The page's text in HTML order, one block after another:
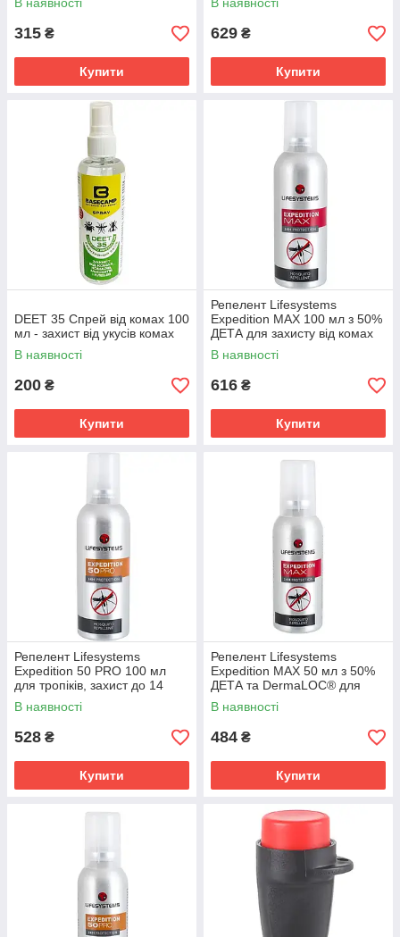
315 ₴
Купити
629 ₴
Купити
DEET 35 Спрей від комах 100
мл - захист від укусів комах
В наявності
200 ₴
Купити
Репелент Lifesystems
Expedition MAX 100 мл з 50%
ДЕТА для захисту від комах
В наявності
616 ₴
Купити
Репелент Lifesystems
Expedition 50 PRO 100 мл
для тропіків, захист до 14
годин.
В наявності
528 ₴
Купити
Репелент Lifesystems
Expedition MAX 50 мл з 50%
ДЕТА та DermaLOC® для
тропіків
В наявності
484 ₴
Купити